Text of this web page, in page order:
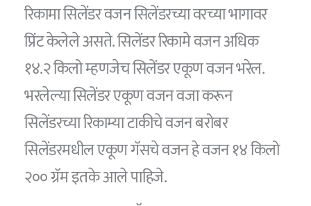
रिकामा सिलेंडर वजन सिलेंडरच्या वरच्या भागावर
प्रिंट केलेले असते. सिलेंडर रिकामे वजन अधिक
१४.२ किलो म्हणजेच सिलेंडर एकूण वजन भरेल.
भरलेल्या सिलेंडर एकूण वजन वजा करून
सिलेंडरच्या रिकाम्या टाकीचे वजन बरोबर
सिलेंडरमधील एकूण गॅसचे वजन हे वजन १४ किलो
२०० ग्रॅम इतके आले पाहिजे.